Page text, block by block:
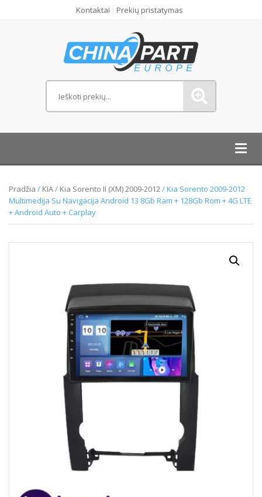
Kontaktai Prekių pristatymas
Pradžia / KIA/ Kia Sorento II (XM) 2009-2012/ Kia Sorento 2009-2012
Multimedija Su Navigacija Android 13 8Gb Ram + 128Gb Rom + 4G LTE
+ Android Auto + Carplay